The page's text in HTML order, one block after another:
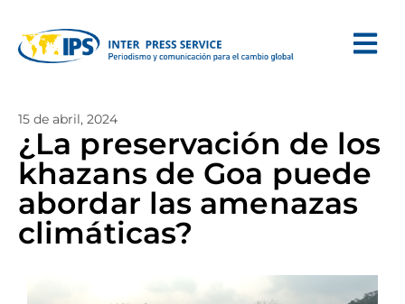
15 de abril, 2024
¿La preservación de los
khazans de Goa puede
abordar las amenazas
climáticas?